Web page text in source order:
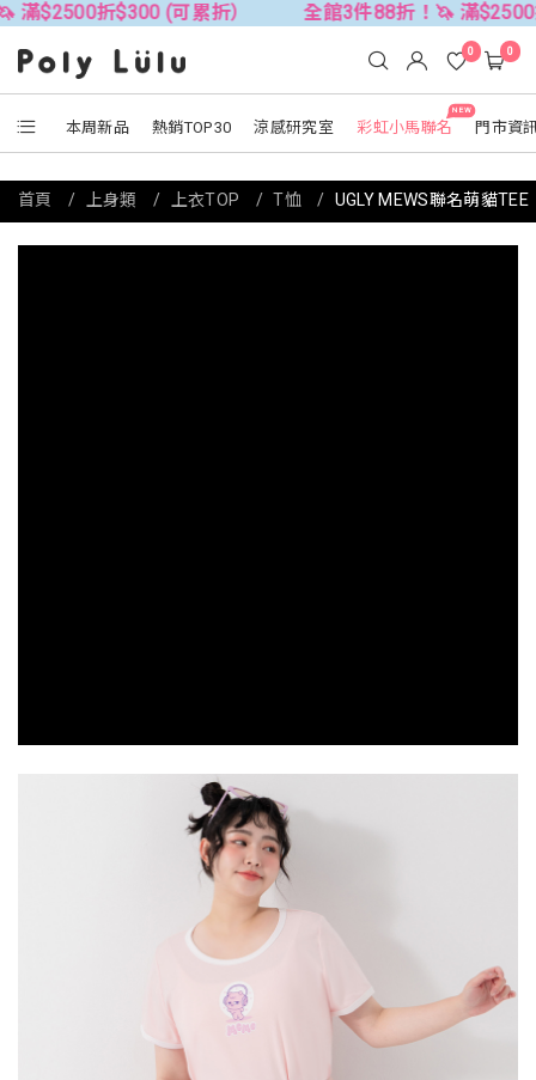
$300 (可累折） 全館3件88折！🦄 滿$2500折$300 (可
本周新品 熱銷TOP30 涼感研究室
NEW
彩虹小馬聯名 門市資
0 0
首頁 上身類 上衣TOP T恤 UGLY MEWS聯名萌貓TEE